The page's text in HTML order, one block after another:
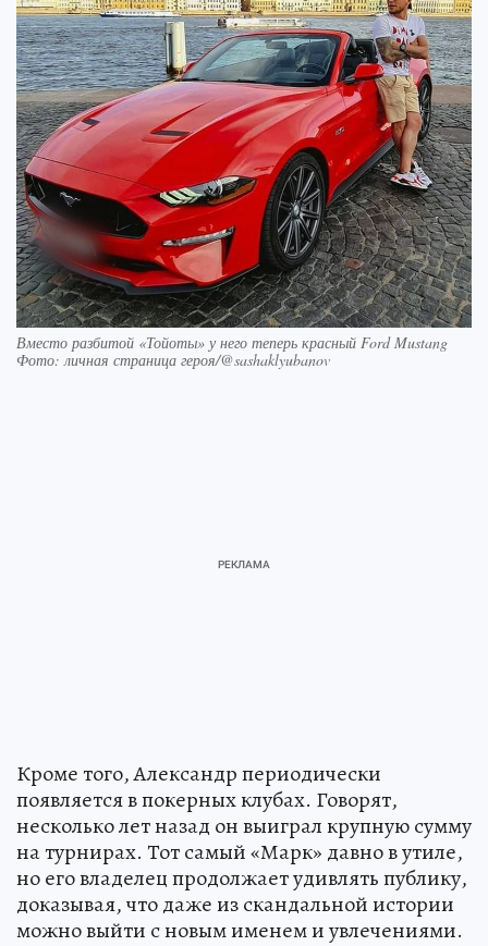
Вместо разбитой «Тойоты» у него теперь красный Ford Mustang
Фото: личная страница героя/@sashaklyubanov
Кроме того, Александр периодически
появляется в покерных клубах. Говорят,
несколько лет назад он выиграл крупную сумму
на турнирах. Тот самый «Марк» давно в утиле,
но его владелец продолжает удивлять публику,
доказывая, что даже из скандальной истории
можно выйти с новым именем и увлечениями.